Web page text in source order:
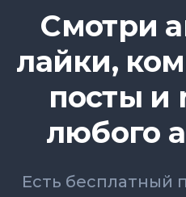
Смотри
лайки,
посты и
любого
Есть бесплатный